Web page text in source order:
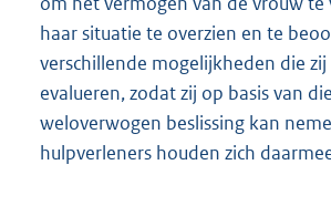
haar situatie te overzien en te
verschillende mogelijkheden die
evalueren, zodat zij op basis van
weloverwogen beslissing kan
hulpverleners houden zich